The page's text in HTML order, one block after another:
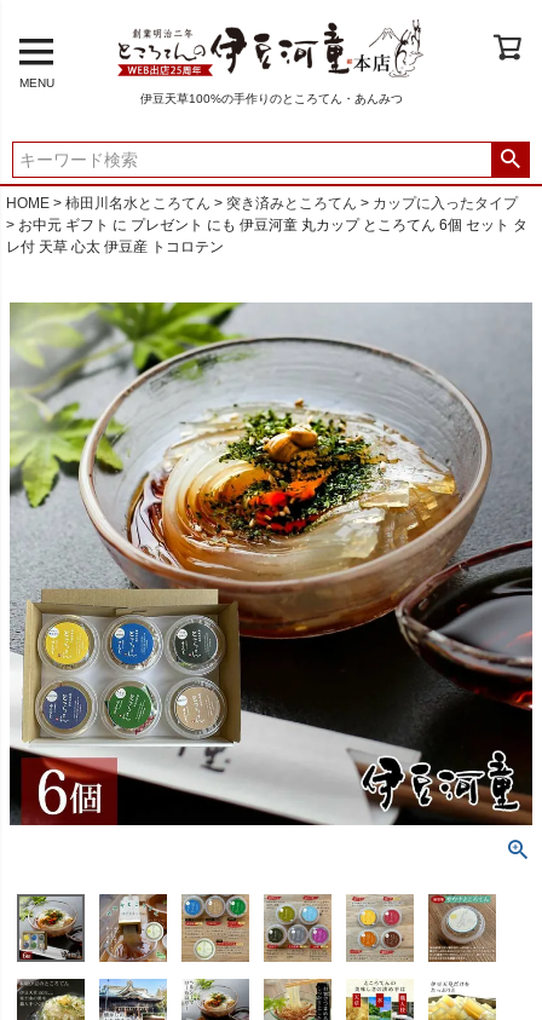
MENU
伊豆天草100%の手作りのところてん・あんみつ
HOME 柿田川名水ところてん 突き済みところてん
カップに入ったタイプ
お中元 ギフト に プレゼント にも 伊豆河童 丸カップ ところてん 6個 セット タ
レ付 天草 心太 伊豆産 トコロテン